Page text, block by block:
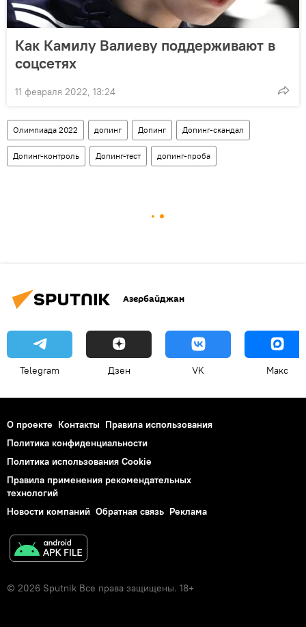
Как Камилу Валиеву поддерживают в
соцсетях
11 февраля 2022, 13:24
Олимпиада 2022 допинг Допинг Допинг-скандал
Допинг-контроль Допинг-тест допинг-проба
Азербайджан
Telegram Дзен VK Макс
О проекте Контакты Правила использования
Политика конфиденциальности
Политика использования Cookie
Правила применения рекомендательных
технологий
Новости компаний Обратная связь Реклама
© 2026 Sputnik Все права защищены. 18+